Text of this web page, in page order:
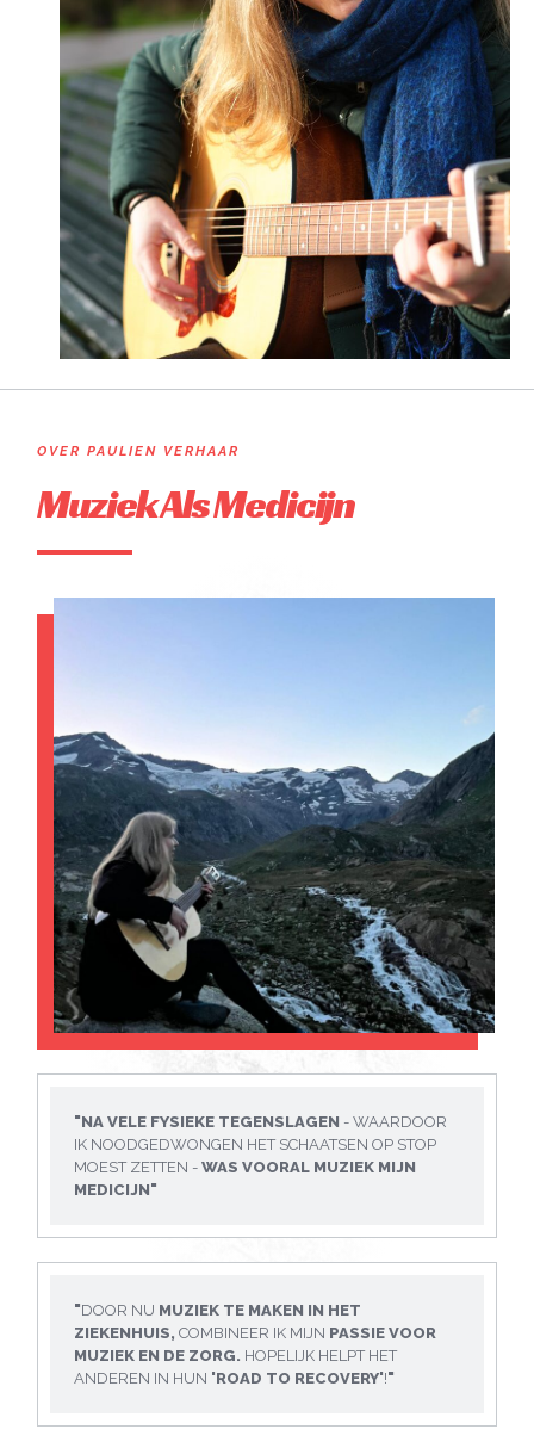
OVER PAULIEN VERHAAR
Muziek Als Medicijn
"NA VELE FYSIEKE TEGENSLAGEN - WAARDOOR
IK NOODGEDWONGEN HET SCHAATSEN OP STOP
MOEST ZETTEN - WAS VOORAL MUZIEK MIJN
MEDICIJN"
"DOOR NU MUZIEK TE MAKEN IN HET
ZIEKENHUIS, COMBINEER IK MIJN PASSIE VOOR
MUZIEK EN DE ZORG. HOPELIJK HELPT HET
ANDEREN IN HUN 'ROAD TO RECOVERY'!"